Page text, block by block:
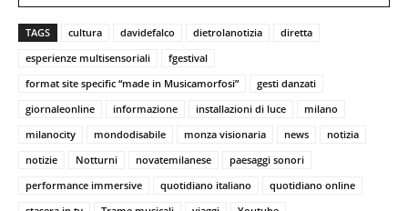
TAGS cultura davidefalco dietrolanotizia
diretta
esperienze multisensoriali
fgestival
format site specific “made in Musicamorfosi”
gesti danzati
giornaleonline
informazione installazioni di luce
milano
milanocity
mondodisabile monza visionaria news
notizia
notizie
Notturni novatemilanese
paesaggi sonori
performance immersive
quotidiano italiano
quotidiano online